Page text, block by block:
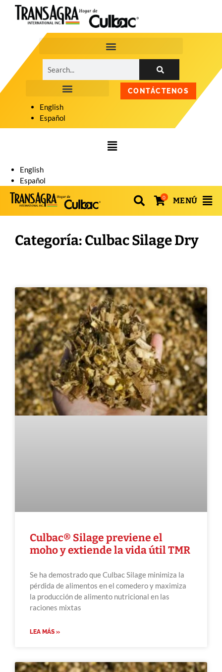
CONTÁCTENOS
English
Español
English
Español
0 MENÚ
Categoría: Culbac Silage Dry
Culbac® Silage previene el
moho y extiende la vida útil TMR
Se ha demostrado que Culbac Silage minimiza la
pérdida de alimentos en el comedero y maximiza
la producción de alimento nutricional en las
raciones mixtas
LEA MÁS »